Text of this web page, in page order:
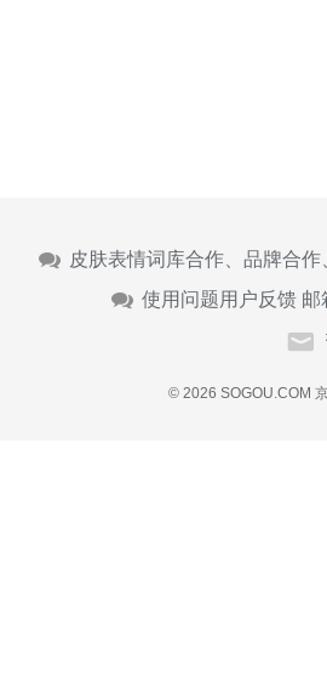
皮肤表情词库合作、品牌合
使用问题用户反馈 邮
© 2026 SOGOU.COM